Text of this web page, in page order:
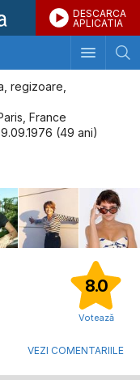
DESCARCA
APLICATIA
regizoare,
France
(49 ani)
8.0
Votează
VEZI COMENTARIILE